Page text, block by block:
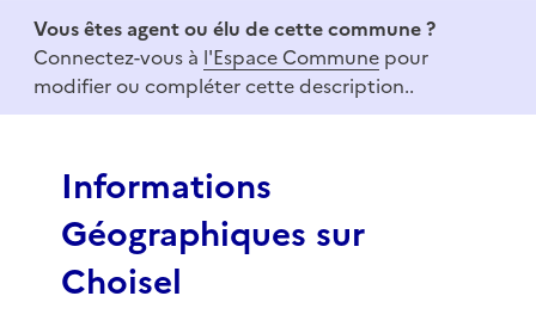
f
Vous êtes agent ou élu de cette commune ?
Connectez-vous à l'Espace Commune pour
modifier ou compléter cette description..
Informations
Géographiques sur
Choisel